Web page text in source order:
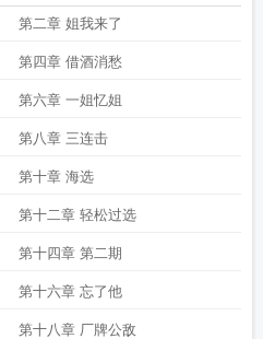
第二章 姐我来了
第四章 借酒消愁
第六章 一姐忆姐
第八章 三连击
第十章 海选
第十二章 轻松过选
第十四章 第二期
第十六章 忘了他
第十八章 厂牌公敌